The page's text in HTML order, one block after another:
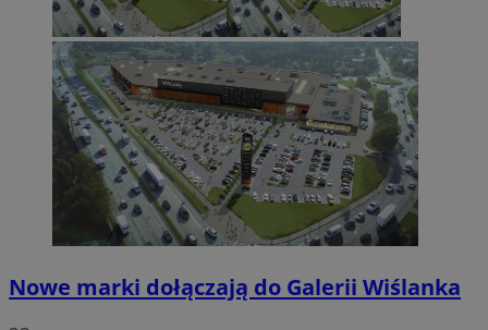
Nowe marki dołączają do Galerii Wiślanka